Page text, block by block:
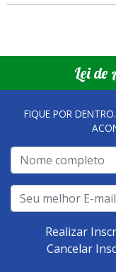
recebeu o Selo
atesta a
empreendedores
O Selo Sebrae
que merecem o
tornaram
qualidade dos
A metodologia de
qualidade no
realização de
infraestrutura,
produtividade.
Kennedy.
Lei de
FIQUE POR
Realizar
Cancelar